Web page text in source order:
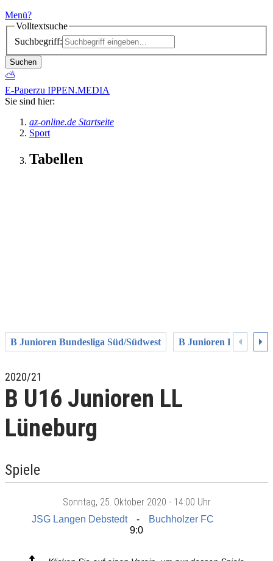
Menü?
Volltextsuche
Suchbegriff:
Suchen
⛅
E-Paperzu IPPEN.MEDIA
Sie sind hier:
az-online.de Startseite
Sport
Tabellen
B Junioren Bundesliga Süd/Südwest B Junioren
2020/21
B U16 Junioren LL
Lüneburg
Spiele
Sonntag, 25. Oktober 2020 - 14:00 Uhr
JSG Langen Debstedt
Buchholzer FC
9:0